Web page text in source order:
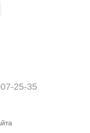
25-35